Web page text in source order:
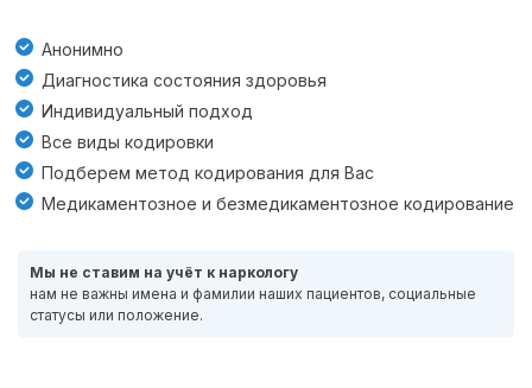
Анонимно
Диагностика состояния здоровья
Индивидуальный подход
Все виды кодировки
Подберем метод кодирования для Вас
Медикаментозное и безмедикаментозное кодирование
Мы не ставим на учёт к наркологу
нам не важны имена и фамилии наших пациентов, социальные
статусы или положение.